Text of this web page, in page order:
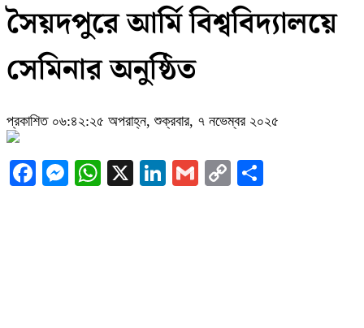
সৈয়দপুরে আর্মি বিশ্ববিদ্যালয়ে
সেমিনার অনুষ্ঠিত
প্রকাশিত ০৬:৪২:২৫ অপরাহ্ন, শুক্রবার, ৭ নভেম্বর ২০২৫
Facebook
Messenger
WhatsApp
X LinkedIn
GmailCopy